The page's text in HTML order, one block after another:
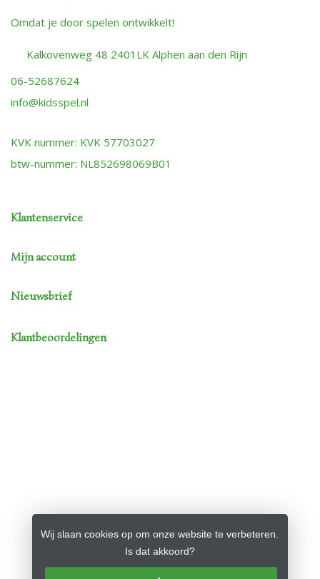
Omdat je door spelen ontwikkelt!
Kalkovenweg 48 2401LK Alphen aan den Rijn
06-52687624
info@kidsspel.nl
KVK nummer: KVK 57703027
btw-nummer: NL852698069B01
Klantenservice
Mijn account
Nieuwsbrief
Klantbeoordelingen
Wij slaan cookies op om onze website te verbeteren.
Is dat akkoord?